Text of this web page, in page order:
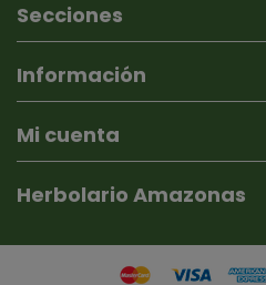
Secciones
Información
Mi cuenta
Herbolario Amazonas